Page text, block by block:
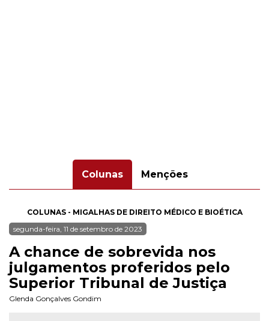
Colunas Menções
COLUNAS - MIGALHAS DE DIREITO MÉDICO E BIOÉTICA
segunda-feira, 11 de setembro de 2023
A chance de sobrevida nos
julgamentos proferidos pelo
Superior Tribunal de Justiça
Glenda Gonçalves Gondim